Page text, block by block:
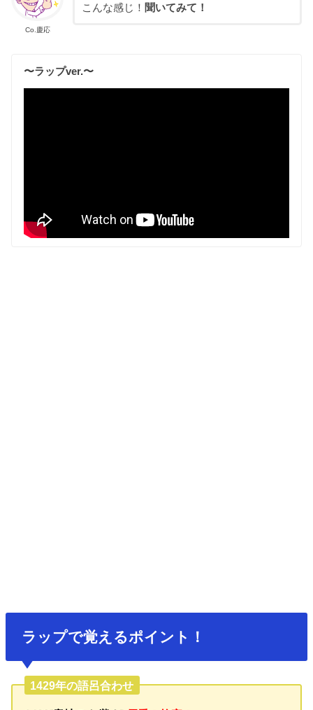
Co.慶応
こんな感じ！ 聞いてみて！
〜ラップver.〜
ラップで覚えるポイント！
1429年の語呂合わせ